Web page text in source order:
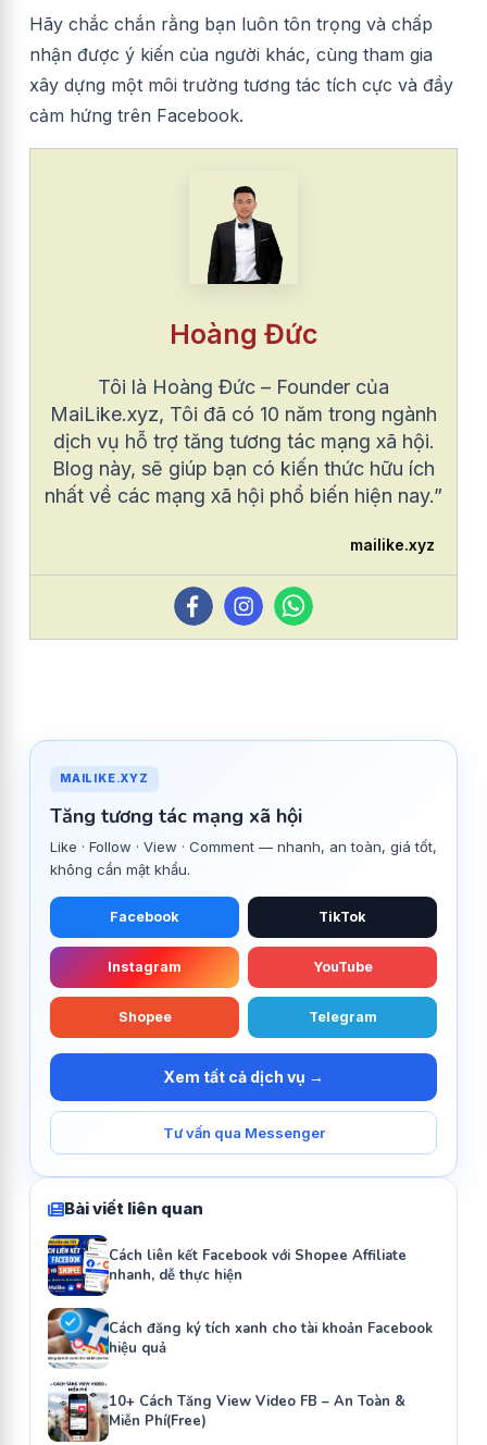
Hãy chắc chắn rằng bạn luôn tôn trọng và chấp
nhận được ý kiến của người khác, cùng tham gia
xây dựng một môi trường tương tác tích cực và đầy
cảm hứng trên Facebook.
Hoàng Đức
Tôi là Hoàng Đức – Founder của
MaiLike.xyz, Tôi đã có 10 năm trong ngành
dịch vụ hỗ trợ tăng tương tác mạng xã hội.
Blog này, sẽ giúp bạn có kiến thức hữu ích
nhất về các mạng xã hội phổ biến hiện nay.”
mailike.xyz
MAILIKE.XYZ
Tăng tương tác mạng xã hội
Like · Follow · View · Comment — nhanh, an toàn, giá tốt,
không cần mật khẩu.
Facebook TikTok
Instagram YouTube
Shopee Telegram
Xem tất cả dịch vụ →
Tư vấn qua Messenger
Bài viết liên quan
Cách liên kết Facebook với Shopee Affiliate
nhanh, dễ thực hiện
Cách đăng ký tích xanh cho tài khoản Facebook
hiệu quả
10+ Cách Tăng View Video FB – An Toàn &
Miễn Phí(Free)